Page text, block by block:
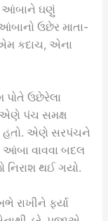
આંબાને ઘણું
ઉછેર માતા-
એમ કદાચ, એના
ઉછેરેલા
એણે પંચ સમક્ષ
હતો. એણે સરપંચને
આંબા વાવવા બદલ
નિરાશ થઈ ગયો.
રાખીને ફર્યા